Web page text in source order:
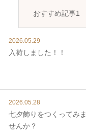
おすすめ記事1
2026.05.29
入荷しました！！
2026.05.28
七夕飾りをつくってみま
せんか？